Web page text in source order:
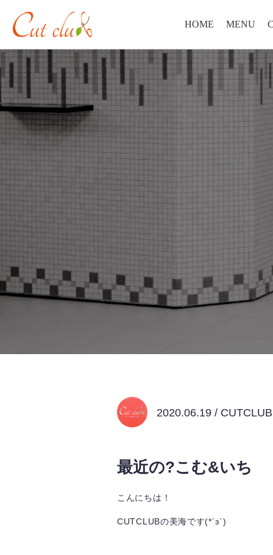
HOME MENU
2020.06.19 /
最近の?こむ&いち
こんにちは！
CUTCLUBの美海です(*´з`)